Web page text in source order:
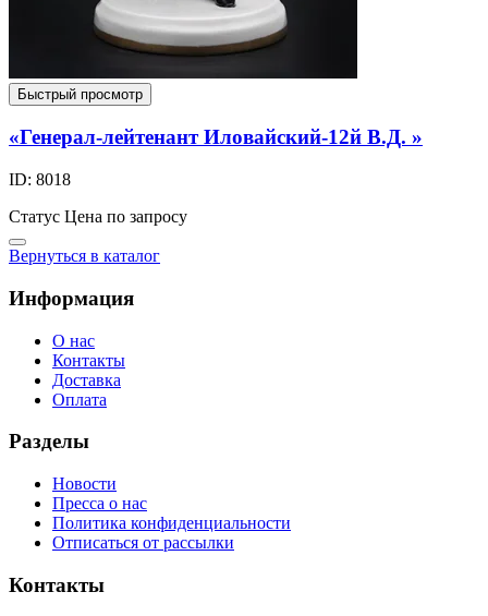
Быстрый просмотр
«Генерал-лейтенант Иловайский-12й В.Д. »
ID: 8018
Статус Цена по запросу
Вернуться в каталог
Информация
О нас
Контакты
Доставка
Оплата
Разделы
Новости
Пресса о нас
Политика конфиденциальности
Отписаться от рассылки
Контакты